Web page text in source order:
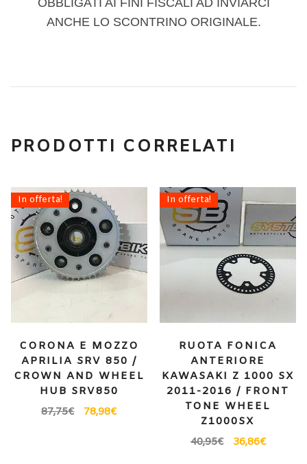
ANCHE LO SCONTRINO ORIGINALE.
PRODOTTI CORRELATI
In offerta!
CORONA E MOZZO
APRILIA SRV 850 /
CROWN AND WHEEL
HUB SRV850
87,75€ 78,98€
In offerta!
RUOTA FONICA
ANTERIORE
KAWASAKI Z 1000 SX
2011-2016 / FRONT
TONE WHEEL
Z1000SX
40,95€ 36,86€